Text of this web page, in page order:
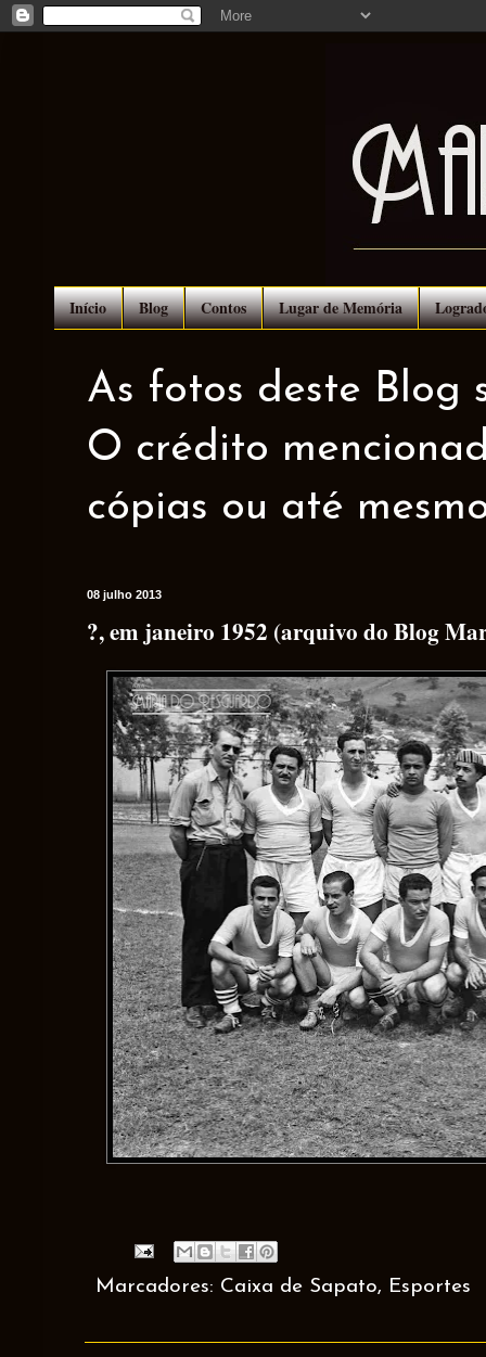
Início Blog Contos Lugar de Memória
As fotos deste Blog
O crédito
cópias ou até
08 julho 2013
?, em janeiro 1952 (arquivo do Blog
Marcadores: Caixa de Sapato, Esportes